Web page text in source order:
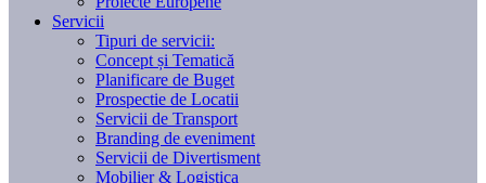
Servicii
Tipuri de servicii:
Concept și Tematică
Planificare de Buget
Prospectie de Locatii
Servicii de Transport
Branding de eveniment
Servicii de Divertisment
Mobilier & Logistica